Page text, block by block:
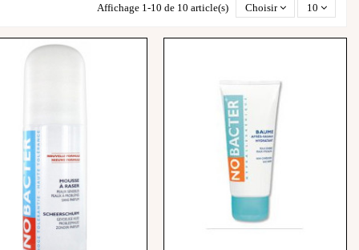
Affichage 1-10 de 10 article(s) Choisir 10